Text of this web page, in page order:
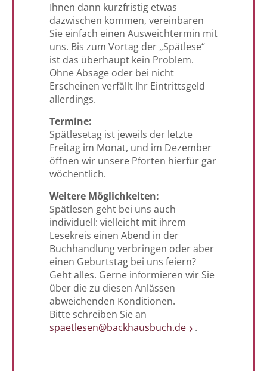
Ihnen dann kurzfristig etwas
dazwischen kommen, vereinbaren
Sie einfach einen Ausweichtermin mit
uns. Bis zum Vortag der „Spätlese“
ist das überhaupt kein Problem.
Ohne Absage oder bei nicht
Erscheinen verfällt Ihr Eintrittsgeld
allerdings.
Termine:
Spätlesetag ist jeweils der letzte
Freitag im Monat, und im Dezember
öffnen wir unsere Pforten hierfür gar
wöchentlich.
Weitere Möglichkeiten:
Spätlesen geht bei uns auch
individuell: vielleicht mit ihrem
Lesekreis einen Abend in der
Buchhandlung verbringen oder aber
einen Geburtstag bei uns feiern?
Geht alles. Gerne informieren wir Sie
über die zu diesen Anlässen
abweichenden Konditionen.
Bitte schreiben Sie an
spaetlesen@backhausbuch.de
.